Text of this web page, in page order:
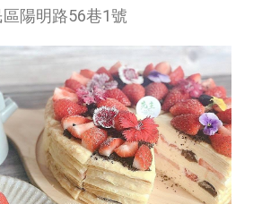
陽明路56巷1號